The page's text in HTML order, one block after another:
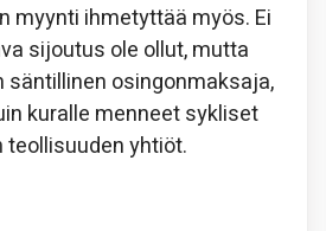
myynti ihmetyttää myös. Ei
sijoutus ole ollut, mutta
säntillinen osingonmaksaja,
kuralle menneet sykliset
teollisuuden yhtiöt.